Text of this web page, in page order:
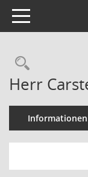
Toggle navigation
Herr
Informationen